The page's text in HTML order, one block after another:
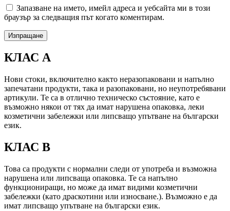
Запазване на името, имейл адреса и уебсайта ми в този
браузър за следващия път когато коментирам.
КЛАС А
Нови стоки, включително както неразопаковани и напълно
запечатани продукти, така и разопаковани, но неупотребявани
артикули. Те са в отлично техническо състояние, като е
възможно някои от тях да имат нарушена опаковка, леки
козметични забележки или липсващо упътване на български
език.
КЛАС B
Това са продукти с нормални следи от употреба и възможна
нарушена или липсваща опаковка. Те са напълно
функциониращи, но може да имат видими козметични
забележки (като драскотини или износване.). Възможно е да
имат липсващо упътване на български език.